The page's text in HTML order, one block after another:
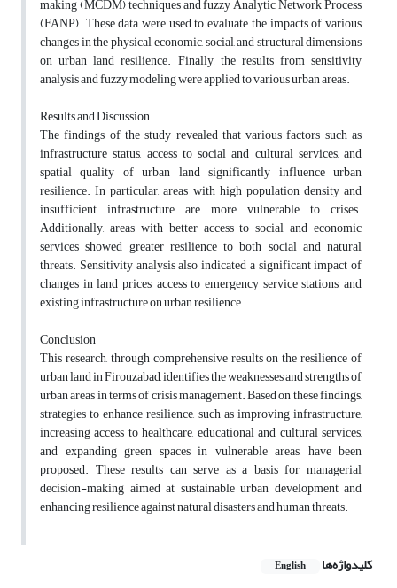
making (MCDM) techniques and fuzzy Analytic Network Process
(FANP). These data were used to evaluate the impacts of various
changes in the physical, economic, social, and structural dimensions
on urban land resilience. Finally, the results from sensitivity
analysis and fuzzy modeling were applied to various urban areas.
Results and Discussion
The findings of the study revealed that various factors such as
infrastructure status, access to social and cultural services, and
spatial quality of urban land significantly influence urban
resilience. In particular, areas with high population density and
insufficient infrastructure are more vulnerable to crises.
Additionally, areas with better access to social and economic
services showed greater resilience to both social and natural
threats. Sensitivity analysis also indicated a significant impact of
changes in land prices, access to emergency service stations, and
existing infrastructure on urban resilience.
Conclusion
This research, through comprehensive results on the resilience of
urban land in Firouzabad, identifies the weaknesses and strengths of
urban areas in terms of crisis management. Based on these findings,
strategies to enhance resilience, such as improving infrastructure,
increasing access to healthcare, educational and cultural services,
and expanding green spaces in vulnerable areas, have been
proposed. These results can serve as a basis for managerial
decision-making aimed at sustainable urban development and
enhancing resilience against natural disasters and human threats.
کلیدواژه‌ها English